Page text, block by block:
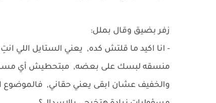
زفر بضيق وقال بملل:
- انا اكيد ما قلتش كده, يعني الستايل
منسقه لبسك على بعضه, مبتحطيش أي
والخفيف عشان ابقى يعني حقاني,